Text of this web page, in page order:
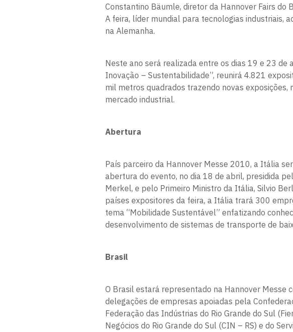
Constantino Bäumle, diretor da Hannover Fairs do
A feira, líder mundial para tecnologias industriais,
na Alemanha.
Neste ano será realizada entre os dias 19 e 23 de
Inovação – Sustentabilidade”, reunirá 4.821
mil metros quadrados trazendo novas exposições,
mercado industrial.
Abertura
País parceiro da Hannover Messe 2010, a Itália
abertura do evento, no dia 18 de abril, presidida
Merkel, e pelo Primeiro Ministro da Itália, Silvio
países expositores da feira, a Itália trará 300
tema “Mobilidade Sustentável” enfatizando
desenvolvimento de sistemas de transporte de
Brasil
O Brasil estará representado na Hannover Messe
delegações de empresas apoiadas pela
Federação das Indústrias do Rio Grande do Sul
Negócios do Rio Grande do Sul (CIN – RS) e do